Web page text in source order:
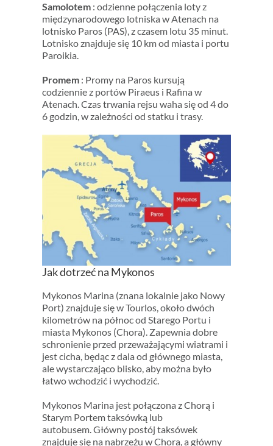
Samolotem: odzienne połączenia loty z
międzynarodowego lotniska w Atenach na
lotnisko Paros (PAS), z czasem lotu 35 minut.
Lotnisko znajduje się 10 km od miasta i portu
Paroikia.
Promem: Promy na Paros kursują
codziennie z portów Piraeus i Rafina w
Atenach. Czas trwania rejsu waha się od 4 do
6 godzin, w zależności od statku i trasy.
Jak dotrzeć na Mykonos
Mykonos Marina (znana lokalnie jako Nowy
Port) znajduje się w Tourlos, około dwóch
kilometrów na północ od Starego Portu i
miasta Mykonos (Chora). Zapewnia dobre
schronienie przed przeważającymi wiatrami i
jest cicha, będąc z dala od głównego miasta,
ale wystarczająco blisko, aby można było
łatwo wchodzić i wychodzić.
Mykonos Marina jest połączona z Chorą i
Starym Portem taksówką lub
autobusem. Główny postój taksówek
znajduje się na nabrzeżu w Chora, a główny